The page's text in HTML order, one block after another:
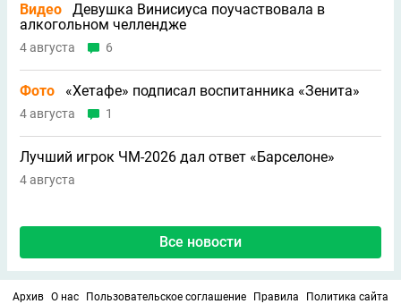
Видео
Девушка Винисиуса поучаствовала в
алкогольном челлендже
4 августа 6
Фото «Хетафе» подписал воспитанника «Зенита»
4 августа 1
Лучший игрок ЧМ-2026 дал ответ «Барселоне»
4 августа
Все новости
Архив О нас Пользовательское соглашение Правила
Политика сайта